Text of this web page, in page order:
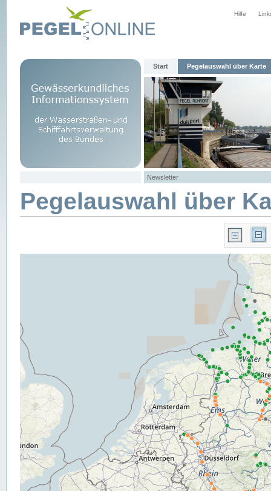
Hilfe
Start Pegelauswahl über Karte
Newsletter
Pegelauswahl über